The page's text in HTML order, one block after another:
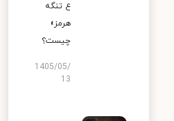
ع تنگه
هرمز»
چیست؟
1405/05/
13